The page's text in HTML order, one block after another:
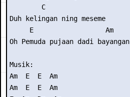
        C
Duh kelingan ning meseme
     E                  Am
Oh Pemuda pujaan dadi bayangan
Musik:
Am  E  E  Am
Am  E  E  Am